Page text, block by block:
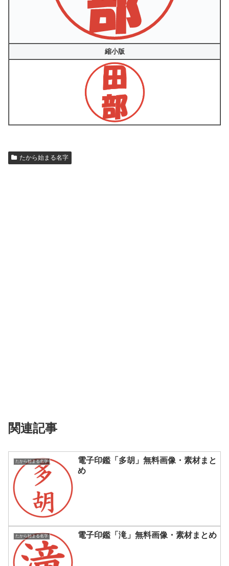
縮小版
たから始まる名字
関連記事
たから始まる名字
電子印鑑「多胡」無料画像・素材まと
め
たから始まる名字 電子印鑑「滝」無料画像・素材まとめ